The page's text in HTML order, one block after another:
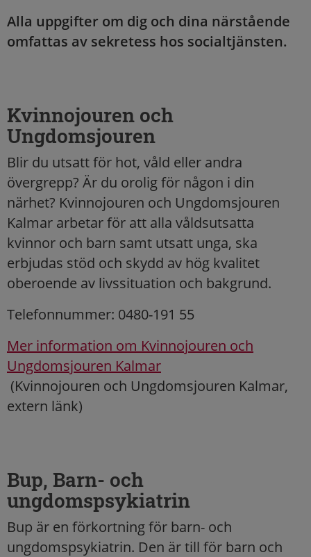
Alla uppgifter om dig och dina närstående
omfattas av sekretess hos socialtjänsten.
Kvinnojouren och
Ungdomsjouren
Blir du utsatt för hot, våld eller andra
övergrepp? Är du orolig för någon i din
närhet? Kvinnojouren och Ungdomsjouren
Kalmar arbetar för att alla våldsutsatta
kvinnor och barn samt utsatt unga, ska
erbjudas stöd och skydd av hög kvalitet
oberoende av livssituation och bakgrund.
Telefonnummer: 0480-191 55
Mer information om Kvinnojouren och
Ungdomsjouren Kalmar
(Kvinnojouren och Ungdomsjouren Kalmar,
extern länk)
Bup, Barn- och
ungdomspsykiatrin
Bup är en förkortning för barn- och
ungdomspsykiatrin. Den är till för barn och